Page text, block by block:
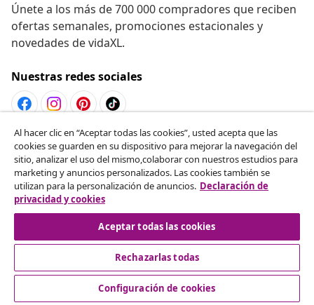
Únete a los más de 700 000 compradores que reciben
ofertas semanales, promociones estacionales y
novedades de vidaXL.
Nuestras redes sociales
Desistir del contrato
Solicita la cancelación de tu pedido.
Desistir del contrato
Servicio al Cliente
Empresas
Al hacer clic en “Aceptar todas las cookies”, usted acepta que las
cookies se guarden en su dispositivo para mejorar la navegación del
sitio, analizar el uso del mismo,colaborar con nuestros estudios para
marketing y anuncios personalizados. Las cookies también se
utilizan para la personalización de anuncios. Declaración de
privacidad y cookies
Aceptar todas las cookies
Rechazarlas todas
Configuración de cookies